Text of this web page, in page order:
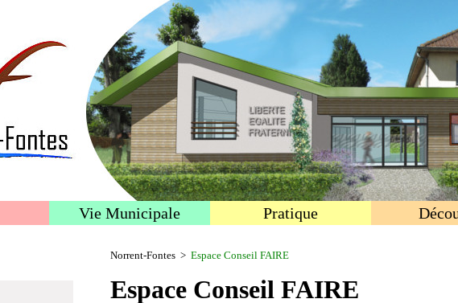
Vie Municipale Pratique
Norrent-Fontes> Espace Conseil FAIRE
Espace Conseil FAIRE